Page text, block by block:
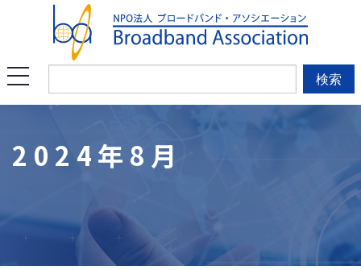
検索
ニ
ー
2024年8月